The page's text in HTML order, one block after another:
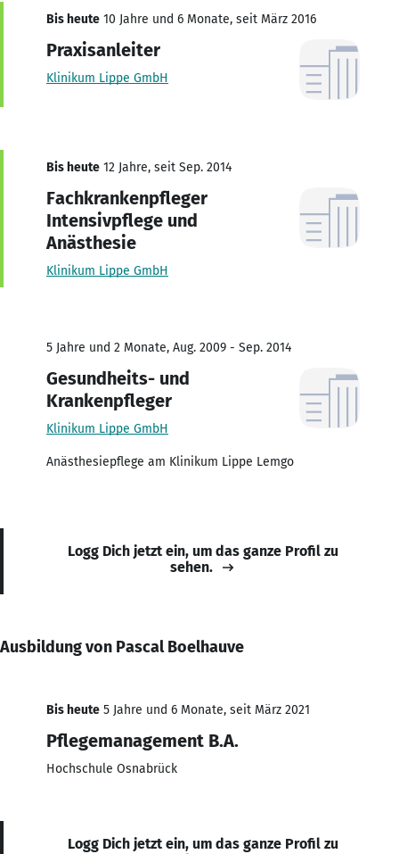
Bis heute 10 Jahre und 6 Monate, seit März 2016
Praxisanleiter
Klinikum Lippe GmbH
Bis heute 12 Jahre, seit Sep. 2014
Fachkrankenpfleger
Intensivpflege und
Anästhesie
Klinikum Lippe GmbH
5 Jahre und 2 Monate, Aug. 2009 - Sep. 2014
Gesundheits- und
Krankenpfleger
Klinikum Lippe GmbH
Anästhesiepflege am Klinikum Lippe Lemgo
Logg Dich jetzt ein, um das ganze Profil zu
sehen.
Ausbildung von Pascal Boelhauve
Bis heute 5 Jahre und 6 Monate, seit März 2021
Pflegemanagement B.A.
Hochschule Osnabrück
Logg Dich jetzt ein, um das ganze Profil zu